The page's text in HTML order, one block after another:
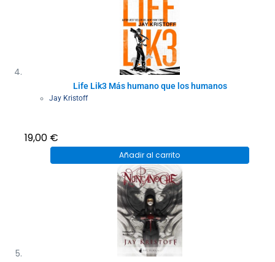
Life Lik3 Más humano que los humanos
Jay Kristoff
19,00 €
Añadir al carrito